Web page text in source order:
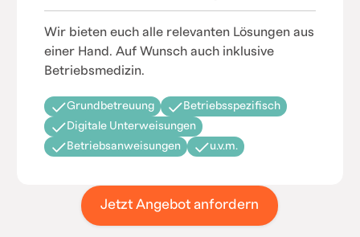
Wir bieten euch alle relevanten Lösungen aus
einer Hand. Auf Wunsch auch inklusive
Betriebsmedizin.
Grundbetreuung
Betriebsspezifisch
Digitale Unterweisungen
Betriebsanweisungen
u.v.m.
Jetzt Angebot anfordern